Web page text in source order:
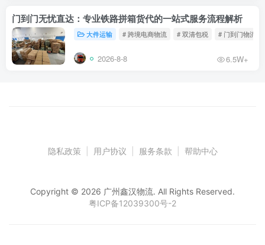
门到门无忧直达：专业铁路拼箱货代的一站式服务流程解析
大件运输 # 跨境电商物流 # 双清包税 # 门到门物流
2026-8-8 6.5W+
隐私政策 用户协议 服务条款 帮助中心
Copyright © 2026 广州鑫汉物流. All Rights Reserved.
粤ICP备12039300号-2